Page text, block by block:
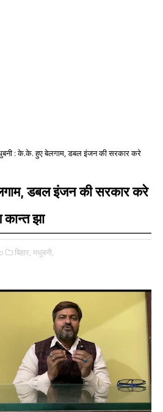
: के.के. हुए बेलगाम, डबल इंजन की सरकार करे
डबल इंजन की सरकार करे
झा
बिहार, मधुबनी,